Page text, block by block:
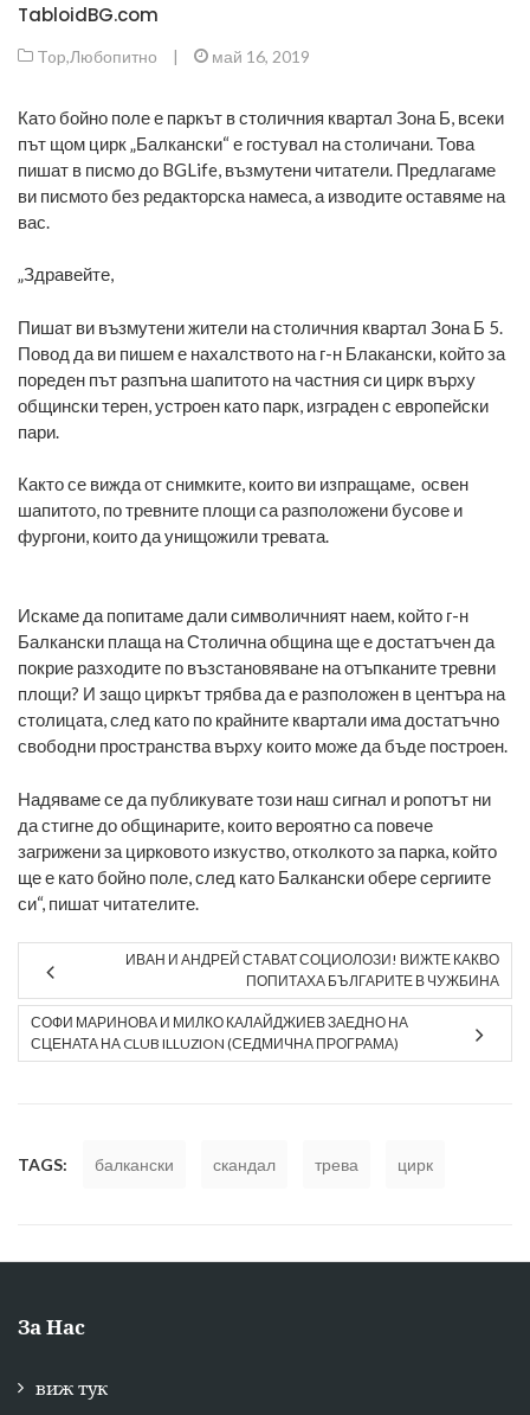
TabloidBG.com
Top,Любопитно | май 16, 2019
Като бойно поле е паркът в столичния квартал Зона Б, всеки
път щом цирк „Балкански“ е гостувал на столичани. Това
пишат в писмо до BGLife, възмутени читатели. Предлагаме
ви писмото без редакторска намеса, а изводите оставяме на
вас.
„Здравейте,
Пишат ви възмутени жители на столичния квартал Зона Б 5.
Повод да ви пишем е нахалството на г-н Блакански, който за
пореден път разпъна шапитото на частния си цирк върху
общински терен, устроен като парк, изграден с европейски
пари.
Както се вижда от снимките, които ви изпращаме, освен
шапитото, по тревните площи са разположени бусове и
фургони, които да унищожили тревата.
Искаме да попитаме дали символичният наем, който г-н
Балкански плаща на Столична община ще е достатъчен да
покрие разходите по възстановяване на отъпканите тревни
площи? И защо циркът трябва да е разположен в центъра на
столицата, след като по крайните квартали има достатъчно
свободни пространства върху които може да бъде построен.
Надяваме се да публикувате този наш сигнал и ропотът ни
да стигне до общинарите, които вероятно са повече
загрижени за цирковото изкуство, отколкото за парка, който
ще е като бойно поле, след като Балкански обере сергиите
си“, пишат читателите.
ИВАН И АНДРЕЙ СТАВАТ СОЦИОЛОЗИ! ВИЖТЕ КАКВО
ПОПИТАХА БЪЛГАРИТЕ В ЧУЖБИНА
СОФИ МАРИНОВА И МИЛКО КАЛАЙДЖИЕВ ЗАЕДНО НА
СЦЕНАТА НА CLUB ILLUZION (СЕДМИЧНА ПРОГРАМА)
TAGS: балкански скандал трева цирк
За Нас
виж тук